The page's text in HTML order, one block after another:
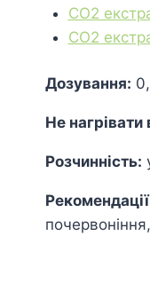
СО2
СО2
Дозування:
Не
Розчинність: